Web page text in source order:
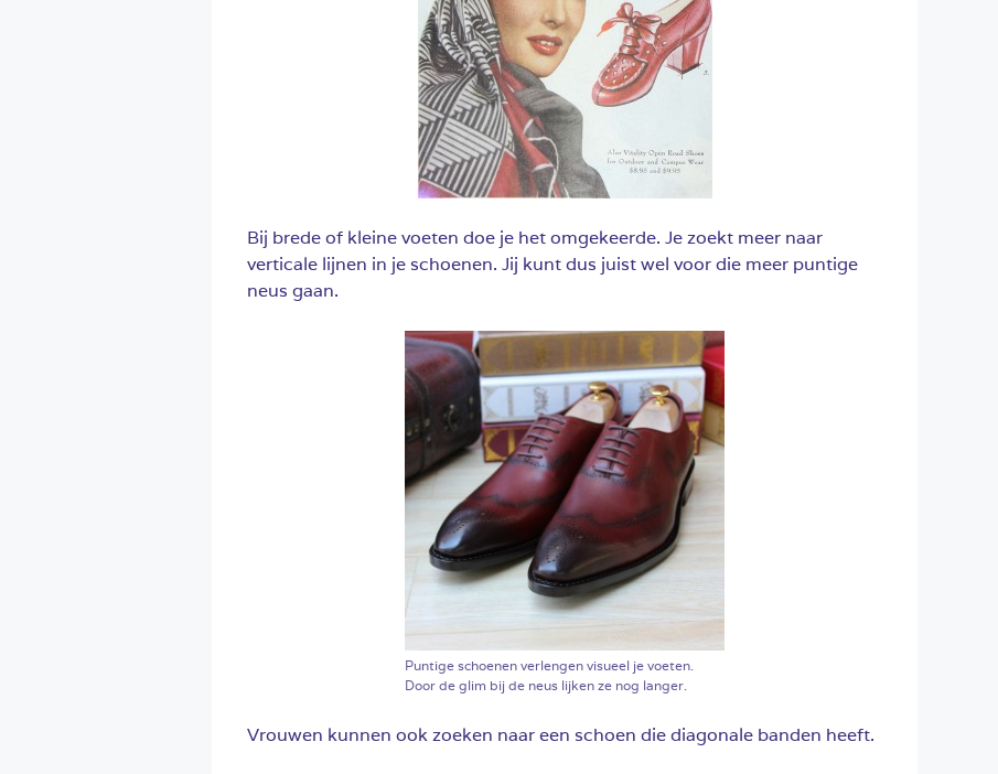
Bij brede of kleine voeten doe je het omgekeerde. Je zoekt meer naar
verticale lijnen in je schoenen. Jij kunt dus juist wel voor die meer puntige
neus gaan.
Puntige schoenen verlengen visueel je voeten.
Door de glim bij de neus lijken ze nog langer.
Vrouwen kunnen ook zoeken naar een schoen die diagonale banden heeft.